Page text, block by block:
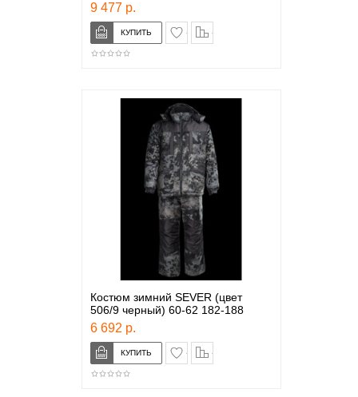
9 477 р.
в закладки
Костюм зимний SEVER (цвет
506/9 черный) 60-62 182-188
6 692 р.
в закладки